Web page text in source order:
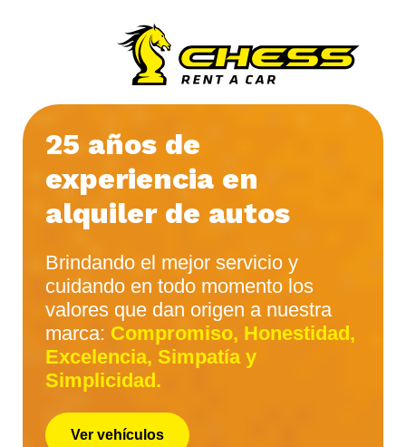
25 años de
experiencia en
alquiler de autos
Brindando el mejor servicio y
cuidando en todo momento los
valores que dan origen a nuestra
marca: Compromiso, Honestidad,
Excelencia, Simpatía y
Simplicidad.
Ver vehículos